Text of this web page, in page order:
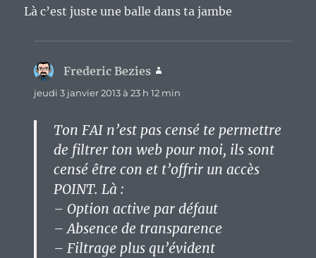
Là c’est juste une balle dans ta jambe
Frederic Bezies
jeudi 3 janvier 2013 à 23 h 12 min
Ton FAI n’est pas censé te permettre
de filtrer ton web pour moi, ils sont
censé être con et t’offrir un accès
POINT. Là :
– Option active par défaut
– Absence de transparence
– Filtrage plus qu’évident